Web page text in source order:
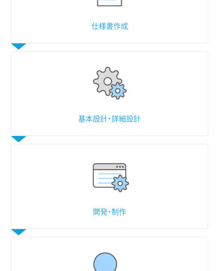
仕様書作成
基本設計・詳細設計
開発・制作